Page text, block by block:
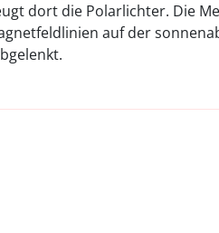
dort die Polarlichter. Die
auf der